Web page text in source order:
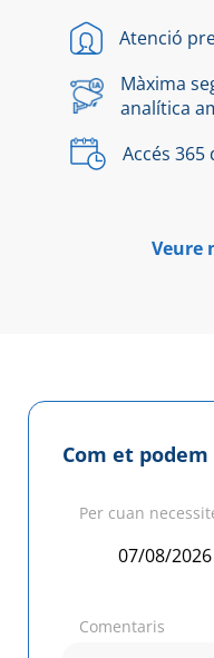
Atenció
Màxima
analítica
Accés 365
Veure
Com et
Per cuan
Comentaris